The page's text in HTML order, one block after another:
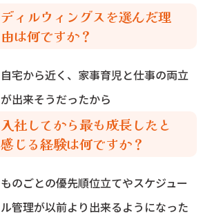
ディルウィングスを選んだ理
由は何ですか？
自宅から近く、家事育児と仕事の両立
が出来そうだったから
入社してから最も成長したと
感じる経験は何ですか？
ものごとの優先順位立てやスケジュー
ル管理が以前より出来るようになった